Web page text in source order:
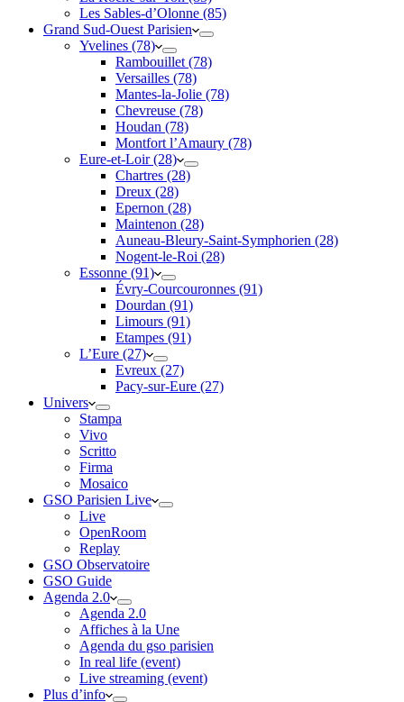
Les Sables-d’Olonne (85)
Grand Sud-Ouest Parisien
Yvelines (78)
Rambouillet (78)
Versailles (78)
Mantes-la-Jolie (78)
Chevreuse (78)
Houdan (78)
Montfort l’Amaury (78)
Eure-et-Loir (28)
Chartres (28)
Dreux (28)
Epernon (28)
Maintenon (28)
Auneau-Bleury-Saint-Symphorien (28)
Nogent-le-Roi (28)
Essonne (91)
Évry-Courcouronnes (91)
Dourdan (91)
Limours (91)
Etampes (91)
L’Eure (27)
Evreux (27)
Pacy-sur-Eure (27)
Univers
Stampa
Vivo
Scritto
Firma
Mosaico
GSO Parisien Live
Live
OpenRoom
Replay
GSO Observatoire
GSO Guide
Agenda 2.0
Agenda 2.0
Affiches à la Une
Agenda du gso parisien
In real life (event)
Live streaming (event)
Plus d’info